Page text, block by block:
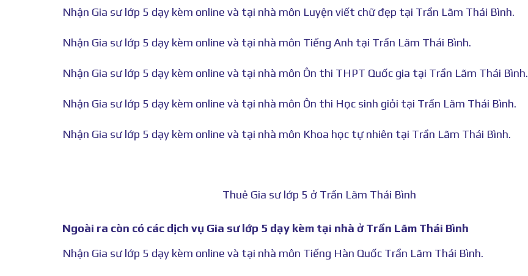
Nhận Gia sư lớp 5 dạy kèm online và tại nhà môn Luyện viết chữ đẹp tại Trần Lãm Thái Bình.
Nhận Gia sư lớp 5 dạy kèm online và tại nhà môn Tiếng Anh tại Trần Lãm Thái Bình.
Nhận Gia sư lớp 5 dạy kèm online và tại nhà môn Ôn thi THPT Quốc gia tại Trần Lãm Thái Bình.
Nhận Gia sư lớp 5 dạy kèm online và tại nhà môn Ôn thi Học sinh giỏi tại Trần Lãm Thái Bình.
Nhận Gia sư lớp 5 dạy kèm online và tại nhà môn Khoa học tự nhiên tại Trần Lãm Thái Bình.
Thuê Gia sư lớp 5 ở Trần Lãm Thái Bình
Ngoài ra còn có các dịch vụ Gia sư lớp 5 dạy kèm tại nhà ở Trần Lãm Thái Bình
Nhận Gia sư lớp 5 dạy kèm online và tại nhà môn Tiếng Hàn Quốc Trần Lãm Thái Bình.